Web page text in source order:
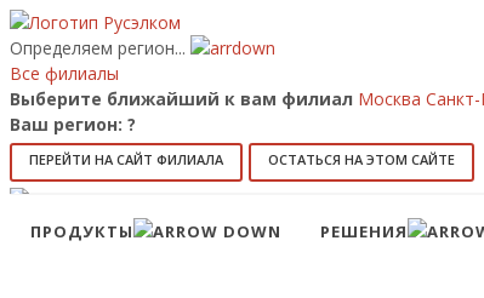
Определяем регион...
Все филиалы
Выберите ближайший к вам филиал Москва
Ваш регион: ?
ПЕРЕЙТИ НА САЙТ ФИЛИАЛА ОСТАТЬСЯ НА ЭТОМ САЙТЕ
8 (800) 707-15-56 info@ruselkom.ru
ПРОДУКТЫ РЕШЕНИЯ